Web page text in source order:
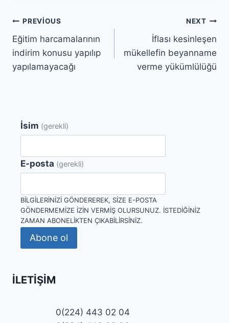
Yazı
gezinmesi
PREVIOUS
Eğitim harcamalarının
indirim konusu yapılıp
yapılamayacağı
NEXT
İflası kesinleşen
mükellefin beyanname
verme yükümlülüğü
İsim (gerekli)
E-posta (gerekli)
BILGILERINIZI GÖNDEREREK, SIZE E-POSTA
GÖNDERMEMIZE IZIN VERMIŞ OLURSUNUZ. İSTEDIĞINIZ
ZAMAN ABONELIKTEN ÇIKABILIRSINIZ.
Abone ol
İLETIŞIM
0(224) 443 02 04